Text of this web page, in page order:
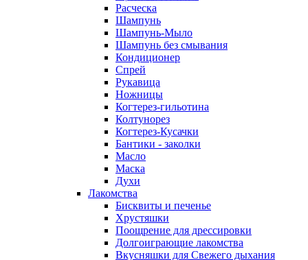
Расческа
Шампунь
Шампунь-Мыло
Шампунь без cмывания
Кондиционер
Спрей
Рукавица
Ножницы
Когтерез-гильотина
Колтунорез
Когтерез-Кусачки
Бантики - заколки
Масло
Маска
Духи
Лакомства
Бисквиты и печенье
Хрустяшки
Поощрение для дрессировки
Долгоиграющие лакомства
Вкусняшки для Свежего дыхания